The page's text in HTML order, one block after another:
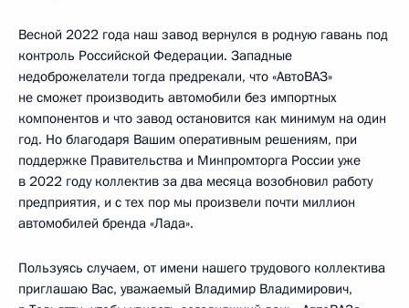
Весной 2022 года наш завод вернулся в родную гавань под
контроль Российской Федерации. Западные
недоброжелатели тогда предрекали, что «АвтоВАЗ»
не сможет производить автомобили без импортных
компонентов и что завод остановится как минимум на один
год. Но благодаря Вашим оперативным решениям, при
поддержке Правительства и Минпромторга России уже
в 2022 году коллектив за два месяца возобновил работу
предприятия, и с тех пор мы произвели почти миллион
автомобилей бренда «Лада».
Пользуясь случаем, от имени нашего трудового коллектива
приглашаю Вас, уважаемый Владимир Владимирович,